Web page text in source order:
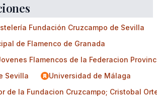
Fundación Cruzcampo de Sevilla
de Flamenco de Granada
Flamencos de la Federacion
Sevilla
Universidad de Málaga
de la Fundacion Cruzcampo; Cristobal